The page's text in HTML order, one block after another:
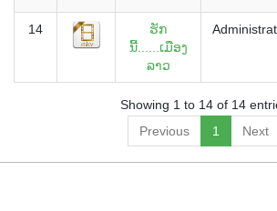
14
ຮັກ
ນີ້......ເມືອງ
ລາວ
Showing 1 to 14 of 14
Previous
1 Next